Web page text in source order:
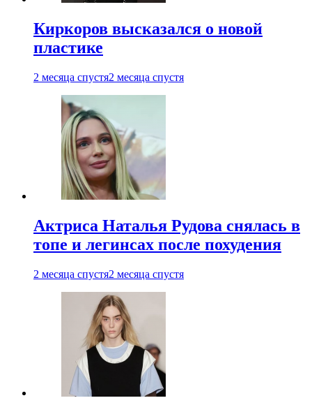
Киркоров высказался о новой
пластике
2 месяца спустя2 месяца спустя
Актриса Наталья Рудова снялась в
топе и легинсах после похудения
2 месяца спустя2 месяца спустя